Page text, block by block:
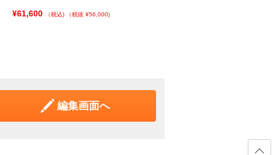
¥61,600
（税込) （税抜 ¥56,000)
編集画面へ